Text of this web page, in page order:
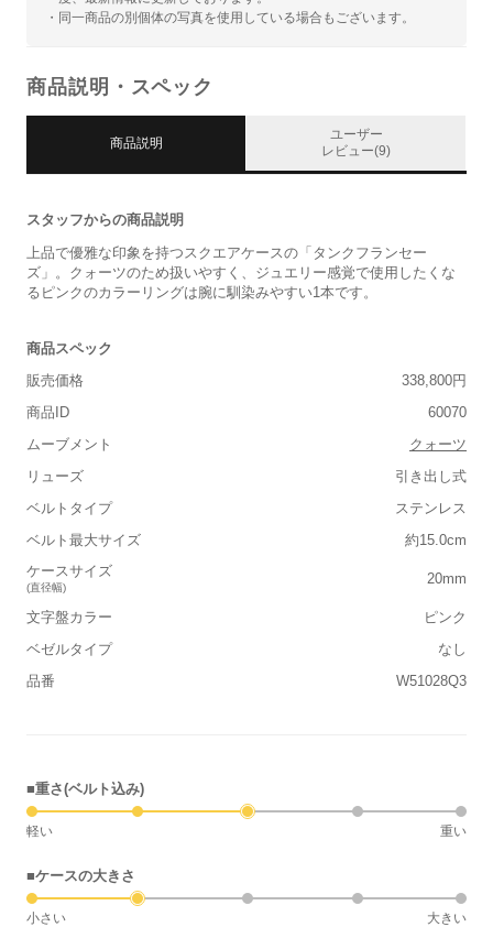
・同一商品の別個体の写真を使用している場合もございます。
商品説明・スペック
商品説明
ユーザー
レビュー(9)
スタッフからの商品説明
上品で優雅な印象を持つスクエアケースの「タンクフランセー
ズ」。クォーツのため扱いやすく、ジュエリー感覚で使用したくな
るピンクのカラーリングは腕に馴染みやすい1本です。
商品スペック
販売価格
338,800円
商品ID
60070
ムーブメント
クォーツ
リューズ
引き出し式
ベルトタイプ
ステンレス
ベルト最大サイズ
約15.0cm
ケースサイズ
(直径幅)
20mm
文字盤カラー
ピンク
ベゼルタイプ
なし
品番
W51028Q3
■重さ(ベルト込み)
軽い 重い
■ケースの大きさ
小さい 大きい